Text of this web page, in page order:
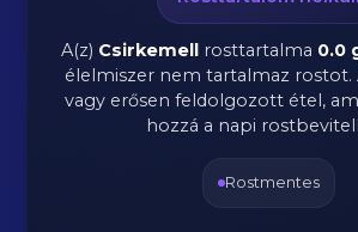
A(z) Csirkemellrosttartalma 0.0
élelmiszer nem tartalmaz rostot.
vagy erősen feldolgozott étel,
hozzá a napi
Rostmentes